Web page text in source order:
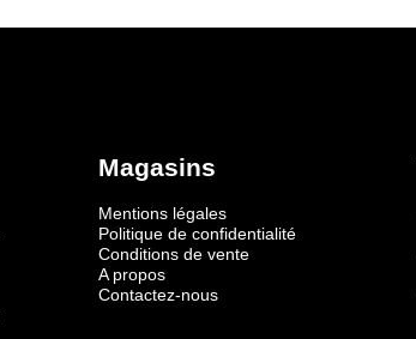
Magasins
Mentions légales
Politique de confidentialité
Conditions de vente
A propos
Contactez-nous